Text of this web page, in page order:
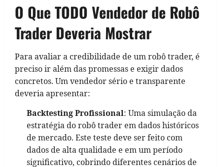
O Que TODO Vendedor de Robô
Trader Deveria Mostrar
Para avaliar a credibilidade de um robô trader, é
preciso ir além das promessas e exigir dados
concretos. Um vendedor sério e transparente
deveria apresentar:
Backtesting Profissional: Uma simulação da
estratégia do robô trader em dados históricos
de mercado. Este teste deve ser feito com
dados de alta qualidade e em um período
significativo, cobrindo diferentes cenários de